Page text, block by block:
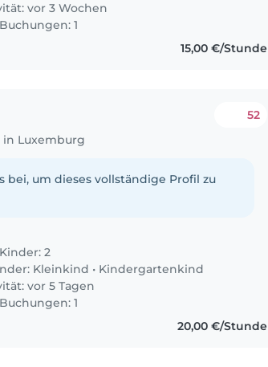
vor 3 Wochen
1
15,00 €/Stunde
Luxemburg
52
bei, um dieses vollständige Profil zu
2
Kleinkind • Kindergartenkind
vor 5 Tagen
1
20,00 €/Stunde